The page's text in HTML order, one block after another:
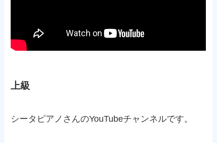
上級
シータピアノさんのYouTubeチャンネルです。